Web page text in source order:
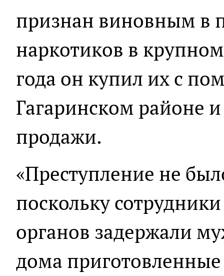
признан виновным в
наркотиков в
года он купил их с
Гагаринском районе
продажи.
«Преступление не
поскольку
органов задержали
дома